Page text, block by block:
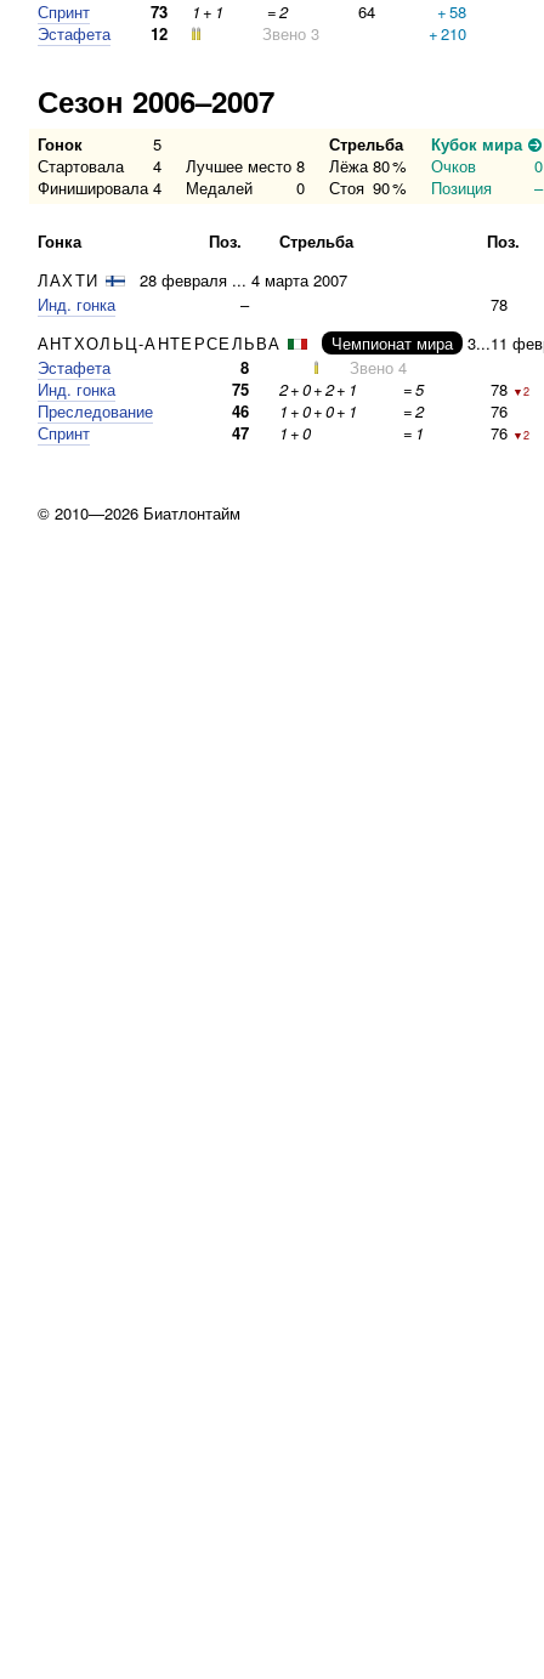
Спринт 73 1+ 1 =2 64 +58
Эстафета
12 Звено 3 +210
Сезон 2006–2007
Гонок 5 Стрельба
Кубок мира
Стартовала
4 Лучшее место 8 Лёжа 80% Очков
0
Финишировала 4 Медалей 0 Стоя 90% Позиция –
Гонка Поз. Стрельба
Поз.
ЛАХТИ
28 февраля ... 4 марта 2007
Инд. гонка
–
78
АНТХОЛЬЦ-АНТЕРСЕЛЬВА
Чемпионат мира
3...11
Эстафета
8
Звено 4
Инд. гонка
75 2+0+2+ 1 =5 78 ▼2
Преследование 46 1+0+0+ 1 =2
76
Спринт
47 1+0 = 1 76 ▼2
© 2010—2026 Биатлонтайм